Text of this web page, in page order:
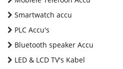
Smartwatch accu
PLC Accu's
Bluetooth speaker Accu
LED & LCD TV's Kabel